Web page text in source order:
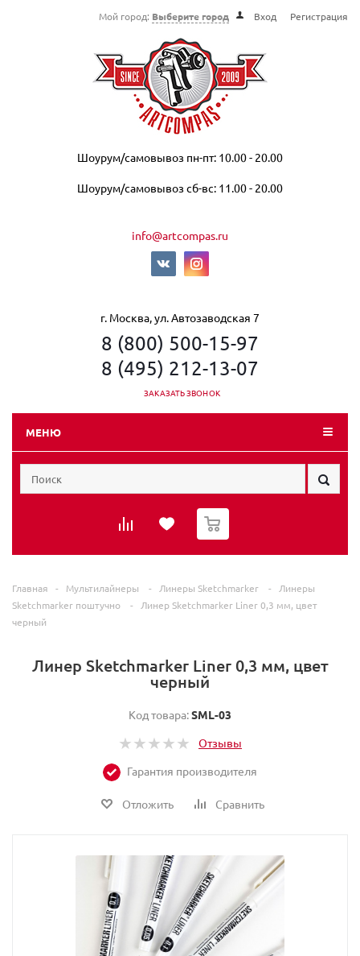
Мой город: Выберите город Вход Регистрация
Шоурум/самовывоз пн-пт: 10.00 - 20.00
Шоурум/самовывоз сб-вс: 11.00 - 20.00
info@artcompas.ru
г. Москва, ул. Автозаводская 7
8 (800) 500-15-97
8 (495) 212-13-07
ЗАКАЗАТЬ ЗВОНОК
МЕНЮ
0
Главная - Мультилайнеры - Линеры Sketchmarker -
Линеры
Sketchmarker поштучно
-
Линер Sketchmarker Liner 0,3 мм, цвет
черный
Линер Sketchmarker Liner 0,3 мм, цвет
черный
Код товара:SML-03
Отзывы
Гарантия производителя
Отложить Сравнить